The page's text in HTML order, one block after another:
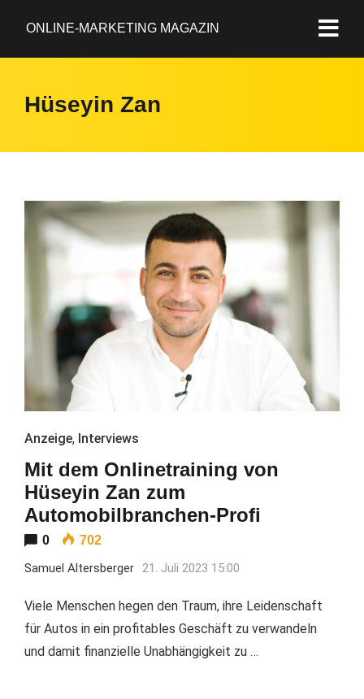
ONLINE-MARKETING MAGAZIN
Hüseyin Zan
Anzeige, Interviews
Mit dem Onlinetraining von
Hüseyin Zan zum
Automobilbranchen-Profi
0 702
Samuel Altersberger 21. Juli 2023 15:00
Viele Menschen hegen den Traum, ihre Leidenschaft
für Autos in ein profitables Geschäft zu verwandeln
und damit finanzielle Unabhängigkeit zu …